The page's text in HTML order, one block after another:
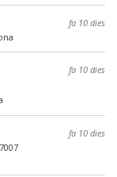
fa 10 dies
fa 10 dies
fa 10 dies